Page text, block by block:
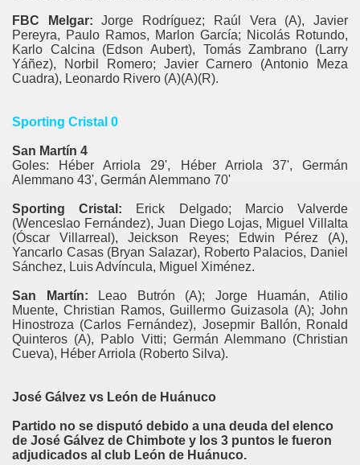
FBC Melgar: Jorge Rodríguez; Raúl Vera (A), Javier
Pereyra, Paulo Ramos, Marlon García; Nicolás Rotundo,
Karlo Calcina (Edson Aubert), Tomás Zambrano (Larry
Yáñez), Norbil Romero; Javier Carnero (Antonio Meza
Cuadra), Leonardo Rivero (A)(A)(R).
Sporting Cristal 0
San Martín 4
Goles: Héber Arriola 29', Héber Arriola 37', Germán
Alemmano 43', Germán Alemmano 70'
Sporting Cristal: Erick Delgado; Marcio Valverde
(Wenceslao Fernández), Juan Diego Lojas, Miguel Villalta
(Óscar Villarreal), Jeickson Reyes; Edwin Pérez (A),
Yancarlo Casas (Bryan Salazar), Roberto Palacios, Daniel
Sánchez, Luis Advíncula, Miguel Ximénez.
San Martín: Leao Butrón (A); Jorge Huamán, Atilio
Muente, Christian Ramos, Guillermo Guizasola (A); John
Hinostroza (Carlos Fernández), Josepmir Ballón, Ronald
Quinteros (A), Pablo Vitti; Germán Alemmano (Christian
Cueva), Héber Arriola (Roberto Silva).
José Gálvez vs León de Huánuco
Partido no se disputó debido a una deuda del elenco
de José Gálvez de Chimbote y los 3 puntos le fueron
adjudicados al club León de Huánuco.